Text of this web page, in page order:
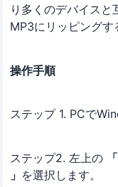
り多くのデバイス
MP3にリッピングす
操作手順
ステップ 1. PCで
ステップ2. 左上の
」 を選択します。